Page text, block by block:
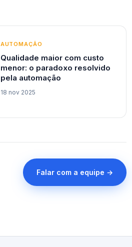
AUTOMAÇÃO
Qualidade maior com custo
menor: o paradoxo resolvido
pela automação
18 nov 2025
Falar com a equipe →